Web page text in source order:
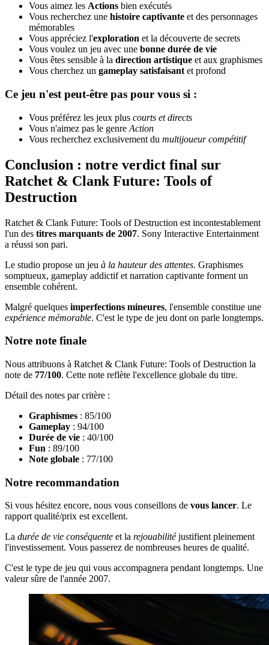
Vous aimez les Actions bien exécutés
Vous recherchez une histoire captivante et des personnages
mémorables
Vous appréciez l'exploration et la découverte de secrets
Vous voulez un jeu avec une bonne durée de vie
Vous êtes sensible à la direction artistique et aux graphismes
Vous cherchez un gameplay satisfaisant et profond
Ce jeu n'est peut-être pas pour vous si :
Vous préférez les jeux plus courts et directs
Vous n'aimez pas le genre Action
Vous recherchez exclusivement du multijoueur compétitif
Conclusion : notre verdict final sur
Ratchet & Clank Future: Tools of
Destruction
Ratchet & Clank Future: Tools of Destruction est incontestablement
l'un des titres marquants de 2007. Sony Interactive Entertainment
a réussi son pari.
Le studio propose un jeu à la hauteur des attentes. Graphismes
somptueux, gameplay addictif et narration captivante forment un
ensemble cohérent.
Malgré quelques imperfections mineures, l'ensemble constitue une
expérience mémorable. C'est le type de jeu dont on parle longtemps.
Notre note finale
Nous attribuons à Ratchet & Clank Future: Tools of Destruction la
note de 77/100. Cette note reflète l'excellence globale du titre.
Détail des notes par critère :
Graphismes : 85/100
Gameplay : 94/100
Durée de vie : 40/100
Fun : 89/100
Note globale : 77/100
Notre recommandation
Si vous hésitez encore, nous vous conseillons de vous lancer. Le
rapport qualité/prix est excellent.
La durée de vie conséquente et la rejouabilitéjustifient pleinement
l'investissement. Vous passerez de nombreuses heures de qualité.
C'est le type de jeu qui vous accompagnera pendant longtemps. Une
valeur sûre de l'année 2007.